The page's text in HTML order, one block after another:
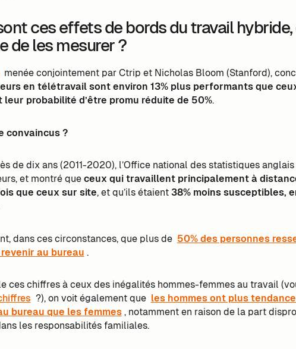
ces effets de bords du travail
de les mesurer ?
menée conjointement par Ctrip et Nicholas Bloom (Stanford),
en télétravail sont environ 13% plus performants que
leur probabilité d’être promu réduite de 50%.
convaincus ?
de dix ans (2011-2020), l’Office national des statistiques
et montré queceux qui travaillent principalement à
que ceux sur site, et qu’ils étaient 38% moins susceptibles,
dans ces circonstances, que plus de 50% des personnes
au bureau .
ces chiffres à ceux des inégalités hommes-femmes au travail
?), on voit également que les hommes ont plus
bureau que les femmes , notamment en raison de la part
les responsabilités familiales.